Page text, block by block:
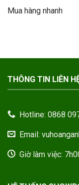
sao
Mua hàng nhanh
THÔNG TIN LIÊN
Hotline: 0868
Email:
Giờ làm việc: